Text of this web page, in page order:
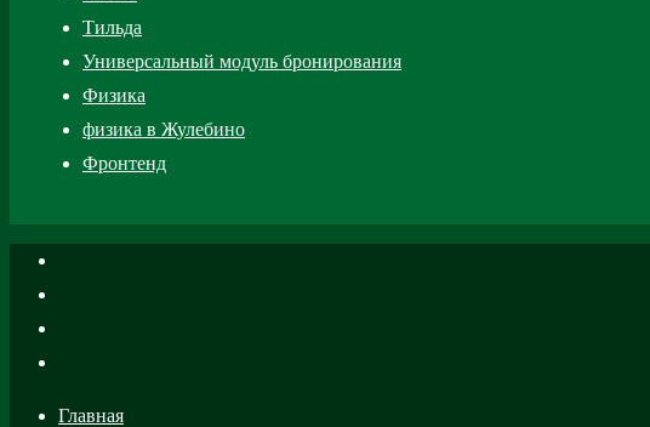
Тильда
Универсальный модуль бронирования
Физика
физика в Жулебино
Фронтенд
Главная